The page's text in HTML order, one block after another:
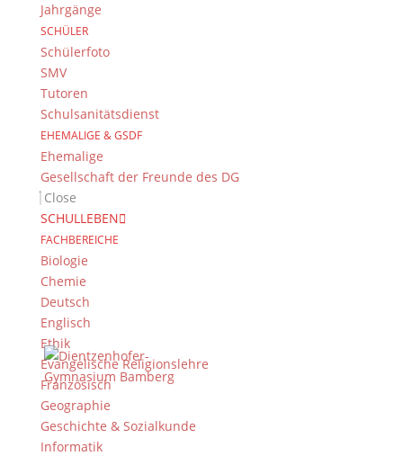
Jahrgänge
SCHÜLER
Schülerfoto
SMV
Tutoren
Schulsanitätsdienst
EHEMALIGE & GSDF
Ehemalige
Gesellschaft der Freunde des DG
Close
SCHULLEBEN
FACHBEREICHE
Biologie
Chemie
Deutsch
Englisch
Ethik
Evangelische Religionslehre
Französisch
Geographie
Geschichte & Sozialkunde
Informatik
Tel.: +49 (0) 951 93 23 90
E-Mail: dg@stadt.bamberg.de
Kontakt & Ansprechpartner
Impressum & Datenschutz
Impressum
Datenschutzerklärung
Kontakt
© 2015-2022, Dientzenhofer-Gymnasium Bamberg
Immer Aktuell
Bleiben Sie immer auf dem neusten Stand und
folgen Sie uns auf Twitter
Folgen Sie demDG RSS Feed